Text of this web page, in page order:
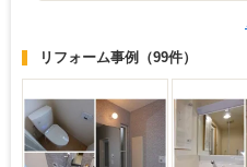
リフォーム事例 （99件）